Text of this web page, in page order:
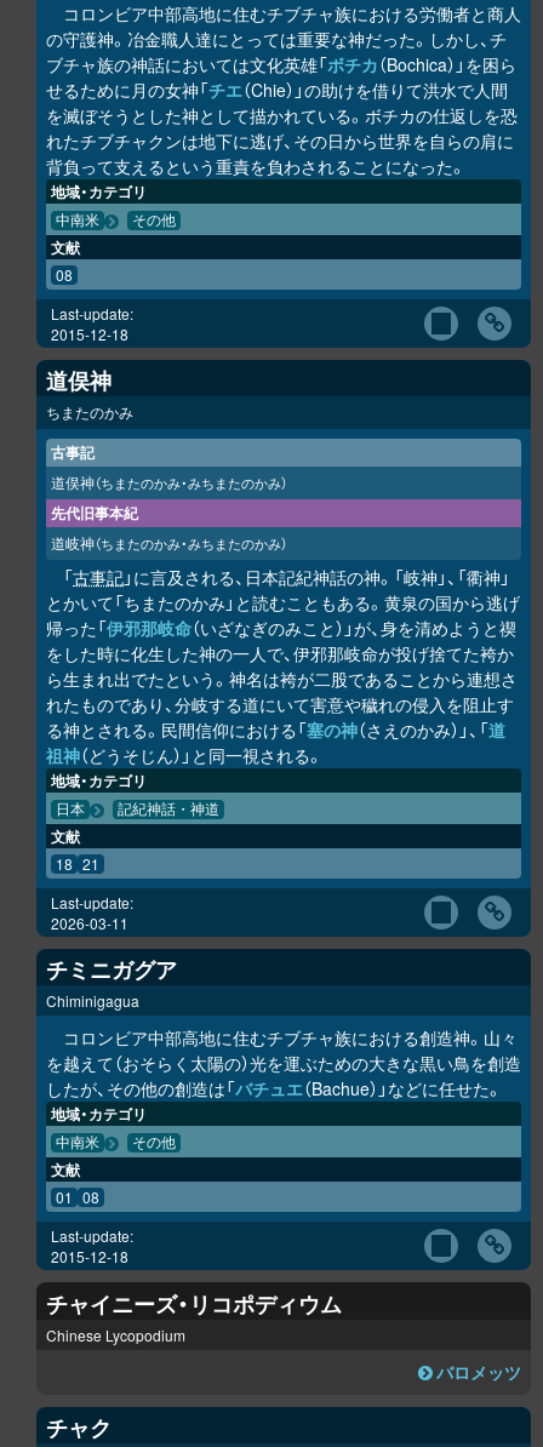
コロンビア中部高地に住むチブチャ族における労働者と商人
の守護神。冶金職人達にとっては重要な神だった。しかし、チ
ブチャ族の神話においては文化英雄「ボチカ（Bochica）」を困ら
せるために月の女神「チエ（Chie）」の助けを借りて洪水で人間
を滅ぼそうとした神として描かれている。ボチカの仕返しを恐
れたチブチャクンは地下に逃げ、その日から世界を自らの肩に
背負って支えるという重責を負わされることになった。
地域・カテゴリ
中南米 その他
文献
08
Last-update:
2015-12-18
道俣神
ちまたのかみ
古事記
道俣神（ちまたのかみ・みちまたのかみ）
先代旧事本紀
道岐神（ちまたのかみ・みちまたのかみ）
「古事記」に言及される、日本記紀神話の神。「岐神」、「衢神」
とかいて「ちまたのかみ」と読むこともある。黄泉の国から逃げ
帰った「伊邪那岐命（いざなぎのみこと）」が、身を清めようと禊
をした時に化生した神の一人で、伊邪那岐命が投げ捨てた袴か
ら生まれ出でたという。神名は袴が二股であることから連想さ
れたものであり、分岐する道にいて害意や穢れの侵入を阻止す
る神とされる。民間信仰における「塞の神（さえのかみ）」、「道
祖神（どうそじん）」と同一視される。
地域・カテゴリ
日本 記紀神話・神道
文献
18 21
Last-update:
2026-03-11
チミニガグア
Chiminigagua
コロンビア中部高地に住むチブチャ族における創造神。山々
を越えて（おそらく太陽の）光を運ぶための大きな黒い鳥を創造
したが、その他の創造は「バチュエ（Bachue）」などに任せた。
地域・カテゴリ
中南米 その他
文献
01 08
Last-update:
2015-12-18
チャイニーズ・リコポディウム
Chinese Lycopodium
バロメッツ
チャク